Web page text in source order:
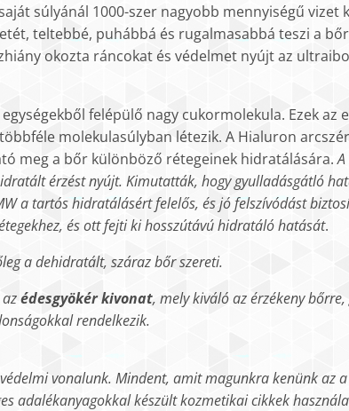
súlyánál 1000-szer nagyobb mennyiségű vizet
teltebbé, puhábbá és rugalmasabbá teszi a
okozta ráncokat és védelmet nyújt az
felépülő nagy cukormolekula. Ezek az
molekulasúlyban létezik. A Hialuron
meg a bőr különböző rétegeinek hidratálására.
érzést nyújt. Kimutatták, hogy gyulladásgátló
a tartós hidratálásért felelős, és jó felszívódást
és ott fejti ki hosszútávú hidratáló hatását.
a dehidratált, száraz bőr szereti.
édesgyökér kivonat, mely kiváló az érzékeny
rendelkezik.
vonalunk. Mindent, amit magunkra kenünk az
adalékanyagokkal készült kozmetikai cikkek